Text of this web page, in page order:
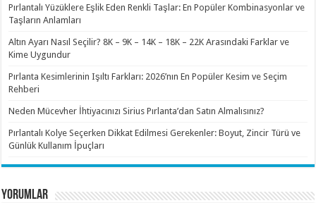
Pırlantalı Yüzüklere Eşlik Eden Renkli Taşlar: En Popüler Kombinasyonlar ve
Taşların Anlamları
Altın Ayarı Nasıl Seçilir? 8K – 9K – 14K – 18K – 22K Arasındaki Farklar ve
Kime Uygundur
Pırlanta Kesimlerinin Işıltı Farkları: 2026’nın En Popüler Kesim ve Seçim
Rehberi
Neden Mücevher İhtiyacınızı Sirius Pırlanta’dan Satın Almalısınız?
Pırlantalı Kolye Seçerken Dikkat Edilmesi Gerekenler: Boyut, Zincir Türü ve
Günlük Kullanım İpuçları
YORUMLAR